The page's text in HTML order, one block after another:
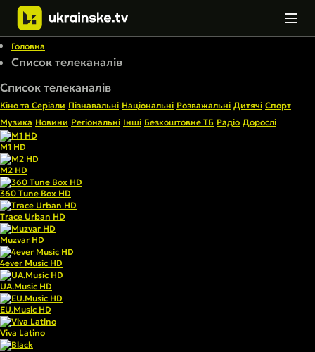
Головна
Список телеканалів
Список телеканалів
Кіно та Серіали Пізнавальні Національні Розважальні Дитячі Спорт
Музика Новини Регіональні Інші Безкоштовне ТБ Радіо Дорослі
M1 HD
M2 HD
360 Tune Box HD
Trace Urban HD
Muzvar HD
4ever Music HD
UA.Music HD
EU.Music HD
Viva Latino